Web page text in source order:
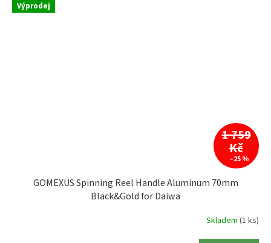
Výprodej
1 759
Kč
–25 %
GOMEXUS Spinning Reel Handle Aluminum 70mm
Black&Gold for Daiwa
Skladem (1 ks)